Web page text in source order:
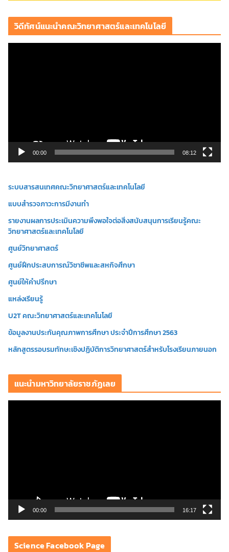
วิดีทัศน์แนะนำคณะวิทยาศาสตร์และเทคโนโลยี
ดี
อ
00:00 08:12
ระบบสารสนเทศคณะวิทยาศาสตร์และเทคโนโลยี
แบบสำรวจภาวะการมีงานทำ
รายงานผลการประเมินความพึงพอใจต่อสิ่งสนับสนุนการเรียนรู้คณะ
วิทยาศาสตร์และเทคโนโลยี
ศูนย์วิทยาศาสตร์
ศูนย์ฝึกประสบการณ์วิชาชีพและสหกิจศึกษา
ศูนย์ให้คำปรึกษา
แหล่งเรียนรู้
U2T คณะวิทยาศาสตร์และเทคโนโลยี
ข้อมูลงานประกันคุณภาพการศึกษา ประจำปีการศึกษา 2563
หลักสูตรรอบรมทักษะเชิงปฏิบัติการวิทยาศาสตร์สำหรับโรงเรียนภายนอก
แนะนำมหาวิทยาลัยราชภัฏเลย
ดี
โ
00:00 16:17
Science Facebook Page